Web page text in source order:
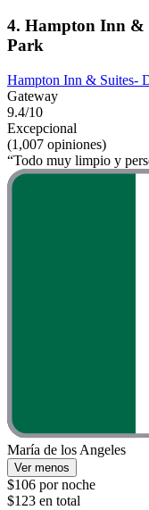
4. Hampton Inn &
Park
Hampton Inn & Suites-
Gateway
9.4/10
Excepcional
(1,007 opiniones)
“Todo muy limpio y
María de los Angeles
Ver menos
$106 por noche
$123 en total